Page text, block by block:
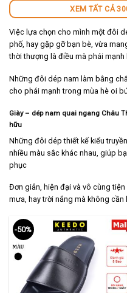
XEM TẤT CẢ
Việc lựa chọn cho mình một đôi
phố, hay gặp gỡ bạn bè, vừa
thời thượng là điều mà phái mạnh
Những đôi dép nam làm bằng
cho phái mạnh trong mùa hè oi
Giày – dép nam quai ngang Châu
hữu
Những đôi dép thiết kế kiểu
nhiều màu sắc khác nhau, giúp
phục
Đơn giản, hiện đại và vô cùng
mưa, hay trời nắng mà không
-50%